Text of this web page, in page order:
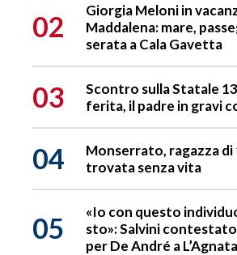
02
Giorgia Meloni in
Maddalena: mare,
serata a Cala Gavetta
03
Scontro sulla Statale
ferita, il padre in gravi
04
Monserrato, ragazza di
trovata senza vita
05
«Io con questo
sto»: Salvini
per De André a L’Agnata